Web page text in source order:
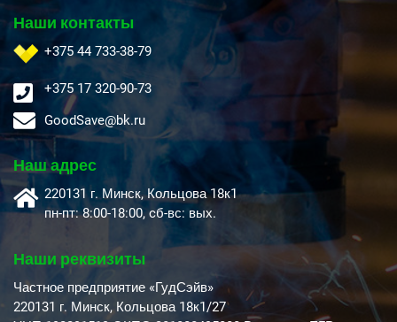
Наши контакты
+375 44 733-38-79
+375 17 320-90-73
GoodSave@bk.ru
Наш адрес
220131 г. Минск, Кольцова 18к1
пн-пт: 8:00-18:00, cб-вс: вых.
Наши реквизиты
Частное предприятие «ГудСэйв»
220131 г. Минск, Кольцова 18к1/27